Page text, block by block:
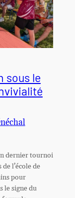
sous le
dernier tournoi
l’école de
pour
le signe du